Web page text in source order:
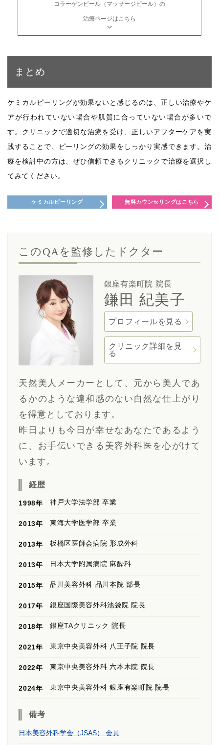
コラーゲンピール（マッサージピール）の
治療ページはこちら
まとめ
ケミカルピーリングが効果ないと感じるのは、正しい治療やケ
アが行われていない場合や肌質に合っていない場合が多いで
す。クリニックで適切な治療を受け、正しいアフターケアを実
践することで、ピーリングの効果をしっかり実感できます。治
療を検討中の方は、ぜひ信頼できるクリニックで治療を選択し
てみてください。
ケミカルピーリング 無料カウンセリングはこちら
このQAを監修したドクター
銀座有楽町院 院長
鎌田 紀美子
プロフィールを見る
クリニック詳細を見
る
天然美人メーカーとして、元から美人であ
るかのような違和感のない自然な仕上がり
を得意としております。
昨日よりも今日が幸せなあなたであるよう
に、お手伝いできる美容外科医を心がけて
います。
経歴
1998年 神戸大学法学部 卒業
2013年 東海大学医学部 卒業
2013年 板橋区医師会病院 形成外科
2013年 日本大学附属病院 麻酔科
2015年 品川美容外科 品川本院 部長
2017年 銀座国際美容外科池袋院 院長
2018年 銀座TAクリニック 院長
2021年 東京中央美容外科 八王子院 院長
2022年 東京中央美容外科 六本木院 院長
2024年 東京中央美容外科 銀座有楽町院 院長
備考
日本美容外科学会（JSAS） 会員